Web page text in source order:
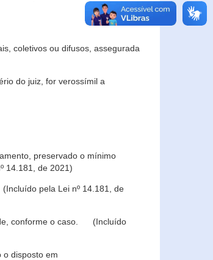
coletivos ou difusos, assegurada
do juiz, for verossímil a
preservado o mínimo
14.181, de 2021)
pela Lei nº 14.181, de
conforme o caso. (Incluído
o disposto em